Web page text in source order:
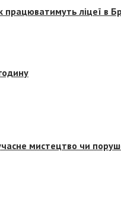
працюватимуть ліцеї в
мистецтво чи